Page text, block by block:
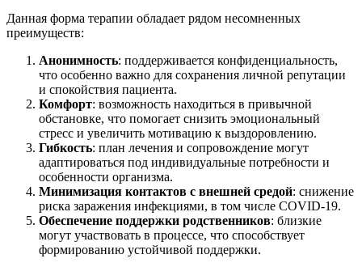
Данная форма терапии обладает рядом несомненных
преимуществ:
Анонимность: поддерживается конфиденциальность,
что особенно важно для сохранения личной репутации
и спокойствия пациента.
Комфорт: возможность находиться в привычной
обстановке, что помогает снизить эмоциональный
стресс и увеличить мотивацию к выздоровлению.
Гибкость: план лечения и сопровождение могут
адаптироваться под индивидуальные потребности и
особенности организма.
Минимизация контактов с внешней средой: снижение
риска заражения инфекциями, в том числе COVID-19.
Обеспечение поддержки родственников: близкие
могут участвовать в процессе, что способствует
формированию устойчивой поддержки.